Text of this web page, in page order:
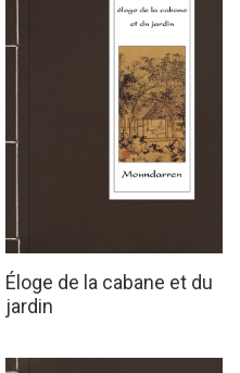
Éloge de la cabane et du
jardin